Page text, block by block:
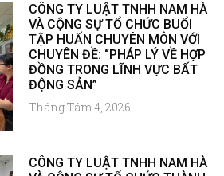
CÔNG TY LUẬT TNHH NAM HÀ
VÀ CỘNG SỰ TỔ CHỨC BUỔI
TẬP HUẤN CHUYÊN MÔN VỚI
CHUYÊN ĐỀ: “PHÁP LÝ VỀ HỢP
ĐỒNG TRONG LĨNH VỰC BẤT
ĐỘNG SẢN”
Tháng Tám 4, 2026
CÔNG TY LUẬT TNHH NAM HÀ